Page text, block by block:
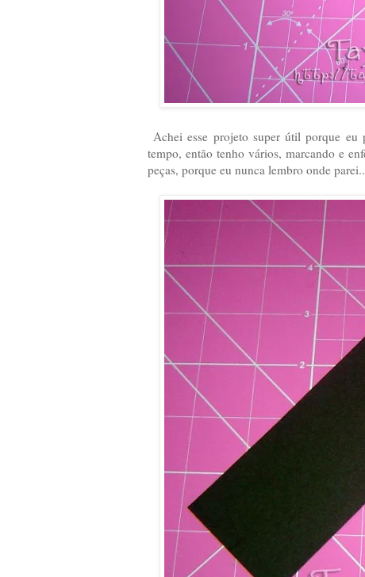
Achei esse projeto super útil porque
tempo, então tenho vários, marcando e
peças, porque eu nunca lembro onde